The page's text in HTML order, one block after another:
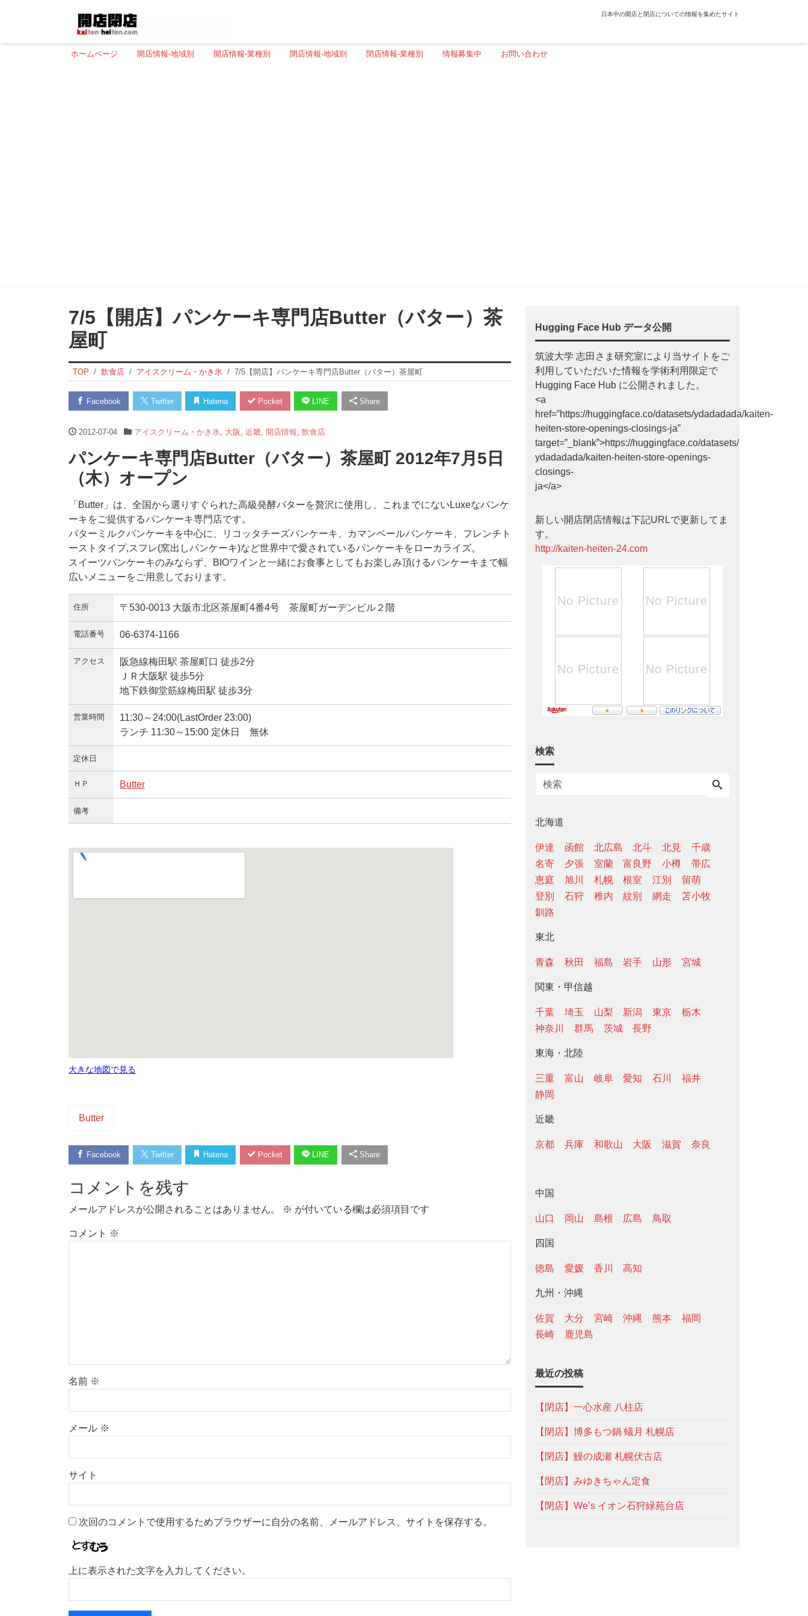
日本中の開店と閉店についての情報を集めたサイト
ホームページ 開店情報-地域別 開店情報-業種別 閉店情報-地域別 閉店情報-業種別 情報募集中 お問い合わせ
7/5【開店】パンケーキ専門店Butter（バター）茶
屋町
TOP 飲食店 アイスクリーム・かき氷 7/5【開店】パンケーキ専門店Butter（バター）茶屋町
Facebook Twitter Hatena Pocket LINE Share
2012-07-04 アイスクリーム・かき氷 大阪 近畿, 開店情報 飲食店
パンケーキ専門店Butter（バター）茶屋町 2012年7月5日
（木）オープン
「Butter」は、全国から選りすぐられた高級発酵バターを贅沢に使用し、これまでにないLuxeなパンケ
ーキをご提供するパンケーキ専門店です。
バターミルクパンケーキを中心に、リコッタチーズパンケーキ、カマンベールパンケーキ、フレンチト
ーストタイプ,スフレ(窯出しパンケーキ)など世界中で愛されているパンケーキをローカライズ。
スイーツパンケーキのみならず、BIOワインと一緒にお食事としてもお楽しみ頂けるパンケーキまで幅
広いメニューをご用意しております。
住所 〒530-0013 大阪市北区茶屋町4番4号 茶屋町ガーデンビル２階
電話番号 06-6374-1166
アクセス
阪急線梅田駅 茶屋町口 徒歩2分
ＪＲ大阪駅 徒歩5分
地下鉄御堂筋線梅田駅 徒歩3分
営業時間
11:30～24:00(LastOrder 23:00)
ランチ 11:30～15:00 定休日 無休
定休日
ＨＰ Butter
備考
大きな地図で見る
Butter
Facebook Twitter Hatena Pocket LINE Share
コメントを残す
メールアドレスが公開されることはありません。 ※ が付いている欄は必須項目です
コメント ※
名前 ※
メール ※
サイト
次回のコメントで使用するためブラウザーに自分の名前、メールアドレス、サイトを保存する。
上に表示された文字を入力してください。
Hugging Face Hub データ公開
筑波大学 志田さま研究室により当サイトをご
利用していただいた情報を学術利用限定で
Hugging Face Hub に公開されました。
<a
href=”https://huggingface.co/datasets/ydadadada/kaiten-
heiten-store-openings-closings-ja”
target=”_blank”>https://huggingface.co/datasets/
ydadadada/kaiten-heiten-store-openings-
closings-
ja</a>
新しい開店閉店情報は下記URLで更新してま
す。
http://kaiten-heiten-24.com
検索
北海道
伊達 函館 北広島 北斗 北見
千歳
名寄
夕張 室蘭 富良野 小樽
帯広
恵庭
旭川 札幌 根室 江別
留萌
登別
石狩 稚内 紋別 網走
苫小牧
釧路
東北
青森 秋田 福島 岩手 山形 宮城
関東・甲信越
千葉 埼玉 山梨 新潟 東京
栃木
神奈川
群馬 茨城 長野
東海・北陸
三重 富山 岐阜 愛知 石川
福井
静岡
近畿
京都 兵庫 和歌山 大阪 滋賀 奈良
中国
山口 岡山 島根 広島 鳥取
四国
徳島 愛媛 香川 高知
九州・沖縄
佐賀 大分 宮崎 沖縄 熊本
福岡
長崎
鹿児島
最近の投稿
【閉店】一心水産 八柱店
【閉店】博多もつ鍋 蟻月 札幌店
【閉店】鰻の成瀬 札幌伏古店
【閉店】みゆきちゃん定食
【閉店】We’s イオン石狩緑苑台店